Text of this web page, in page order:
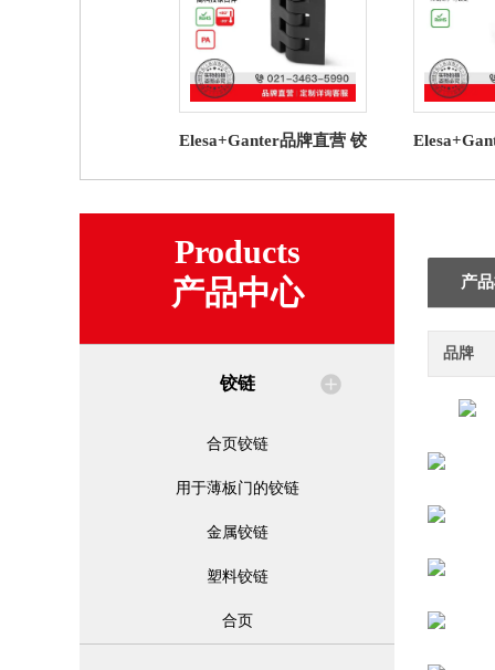
Elesa+Ganter品牌直营 铰
聚合体
Products
产品中心
铰链
合页铰链
用于薄板门的铰链
金属铰链
塑料铰链
合页
产
品牌